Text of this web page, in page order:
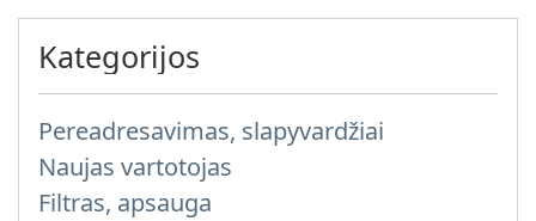
Kategorijos
Pereadresavimas, slapyvardžiai
Naujas vartotojas
Filtras, apsauga